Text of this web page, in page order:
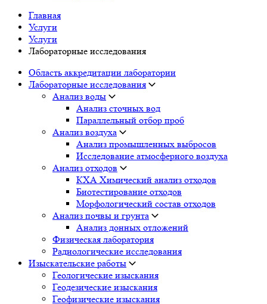
Главная
Услуги
Услуги
Лабораторные исследования
Область аккредитации лаборатории
Лабораторные исследования
Анализ воды
Анализ сточных вод
Параллельный отбор проб
Анализ воздуха
Анализ промышленных выбросов
Исследование атмосферного воздуха
Анализ отходов
КХА Химический анализ отходов
Биотестирование отходов
Морфологический состав отходов
Анализ почвы и грунта
Анализ донных отложений
Физическая лаборатория
Радиологические исследования
Изыскательские работы
Геологические изыскания
Геодезические изыскания
Геофизические изыскания